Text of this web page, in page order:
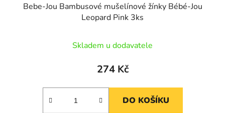
Bebe-Jou Bambusové mušelínové žínky Bébé-Jou
Leopard Pink 3ks
Skladem u dodavatele
274 Kč
DO KOŠÍKU